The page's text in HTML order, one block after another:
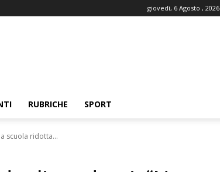
giovedì, 6 Agosto , 2026
RUBRICHE SPORT
scuola ridotta...